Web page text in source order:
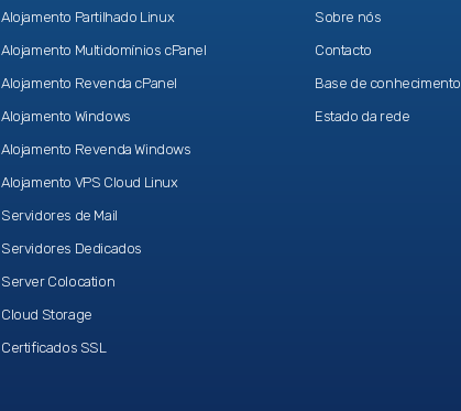
Alojamento Partilhado Linux
Alojamento Multidomínios cPanel
Alojamento Revenda cPanel
Alojamento Windows
Alojamento Revenda Windows
Alojamento VPS Cloud Linux
Servidores de Mail
Servidores Dedicados
Server Colocation
Cloud Storage
Certificados SSL
Sobre nós
Contacto
Base de conhecimento
Estado da rede